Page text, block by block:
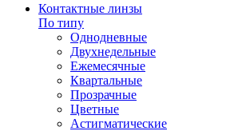
Контактные линзы
По типу
Однодневные
Двухнедельные
Ежемесячные
Квартальные
Прозрачные
Цветные
Астигматические